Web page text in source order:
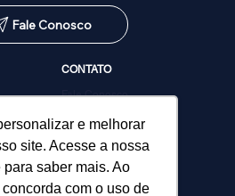
e melhorar
site. Acesse a nossa
saber mais. Ao
com o uso de
Fale Conosco
CONTATO
Fale Conosco